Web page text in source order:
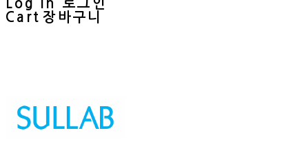
Log In
로그인
Cart 장바구니